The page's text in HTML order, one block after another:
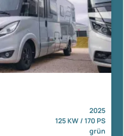
2025
125 KW / 170 PS
grün